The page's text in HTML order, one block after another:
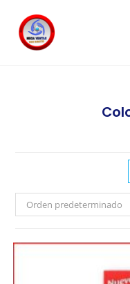
Orden predeterminado